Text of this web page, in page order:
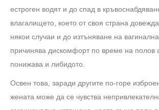
естроген водят и до спад в
влагалището, което от своя страна
някои случаи и до изтъняване на
причинява дискомфорт по време на полов
понижава и либидото.
Освен това, заради другите по-горе
жената може да се чувства